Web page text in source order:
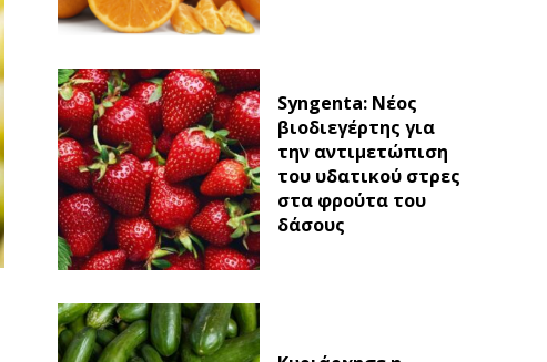
Syngenta: Νέος
βιοδιεγέρτης για
την αντιμετώπιση
του υδατικού στρες
στα φρούτα του
δάσους